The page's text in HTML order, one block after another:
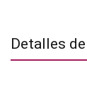
Detalles